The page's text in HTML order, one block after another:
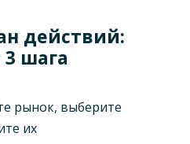
действий:
шага
рынок, выберите
их